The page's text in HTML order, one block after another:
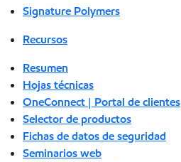
Signature Polymers
Recursos
Resumen
Hojas técnicas
OneConnect | Portal de clientes
Selector de productos
Fichas de datos de seguridad
Seminarios web